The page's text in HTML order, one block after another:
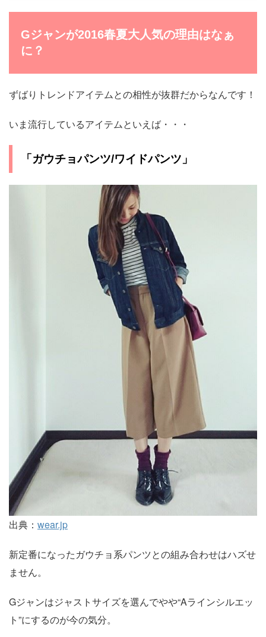
Gジャンが2016春夏大人気の理由はなぁ
に？
ずばりトレンドアイテムとの相性が抜群だからなんです！
いま流行しているアイテムといえば・・・
「ガウチョパンツ/ワイドパンツ」
出典： wear.jp
新定番になったガウチョ系パンツとの組み合わせはハズせ
ません。
Gジャンはジャストサイズを選んでやや“Aラインシルエッ
ト”にするのが今の気分。